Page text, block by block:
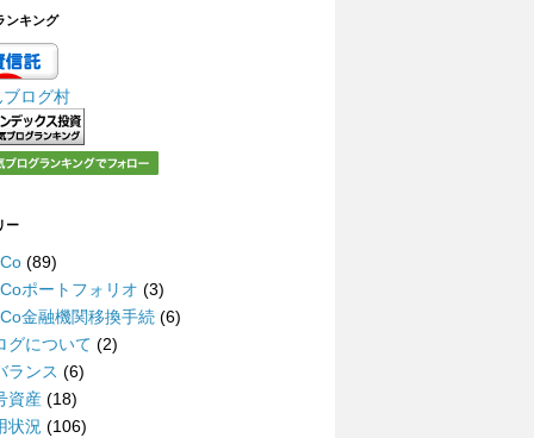
ンキング
ログ村
ー
(89)
ポートフォリオ (3)
金融機関移換手続 (6)
グについて (2)
ランス (6)
資産 (18)
状況 (106)